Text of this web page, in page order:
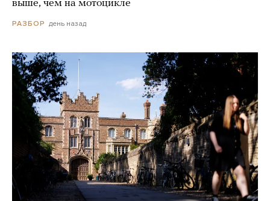
выше, чем на мотоцикле
РАЗБОР день назад